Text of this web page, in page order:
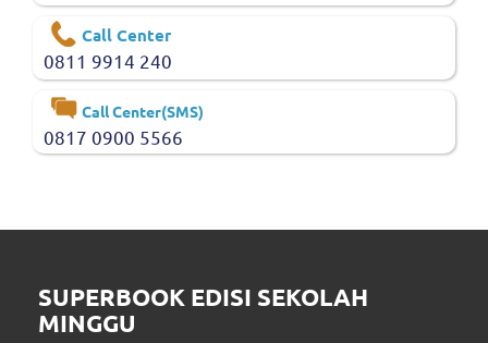
Call Center
0811 9914 240
Call Center(SMS)
0817 0900 5566
SUPERBOOK EDISI SEKOLAH
MINGGU